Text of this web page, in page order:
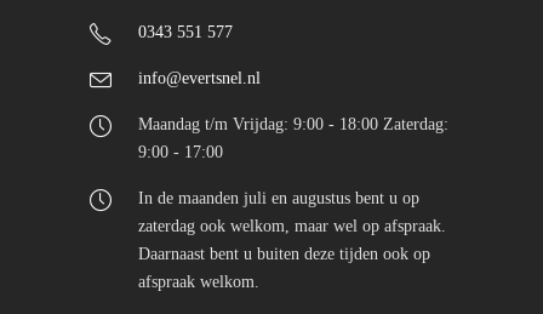
0343 551 577
info@evertsnel.nl
Maandag t/m Vrijdag: 9:00 - 18:00 Zaterdag:
9:00 - 17:00
In de maanden juli en augustus bent u op
zaterdag ook welkom, maar wel op afspraak.
Daarnaast bent u buiten deze tijden ook op
afspraak welkom.